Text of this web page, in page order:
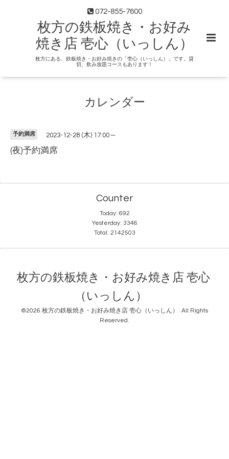
072-855-7600
枚方の鉄板焼き・お好み
焼き店 壱心（いっしん）
枚方にある、鉄板焼き・お好み焼きの「壱心（いっしん）」です。貸
切、飲み放題コースもあります！
カレンダー
予約満席 2023-12-28 (木) 17:00～
(夜)予約満席
Counter
Today: 692
Yesterday: 3346
Total: 2142503
枚方の鉄板焼き・お好み焼き店 壱心
（いっしん）
©2026 枚方の鉄板焼き・お好み焼き店 壱心（いっしん） . All Rights
Reserved.